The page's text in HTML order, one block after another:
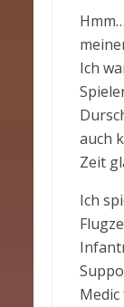
Ich
auch
Zeit
Ich